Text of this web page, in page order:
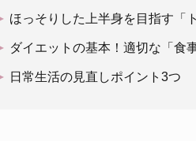
ほっそりした上半身を目指す「
ダイエットの基本！適切な「食
日常生活の見直しポイント3つ